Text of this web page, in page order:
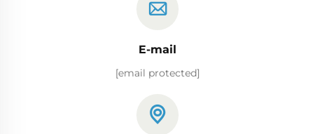
E-mail
[email protected]